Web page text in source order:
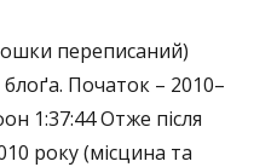
переписаний)
Початок – 2010–
1:37:44 Отже після
року (місцина та